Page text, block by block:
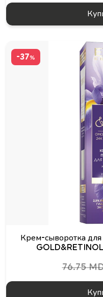
-37%
Крем-сыворотка для
76.75